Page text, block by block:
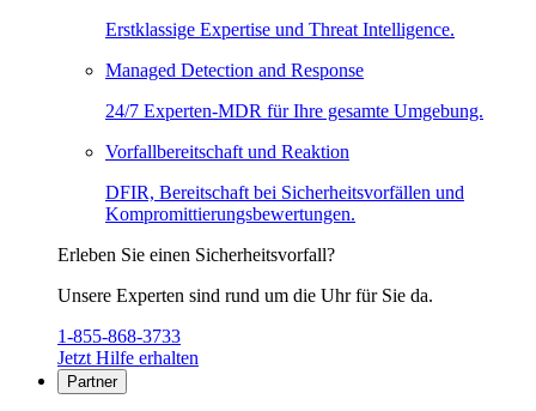
Erstklassige Expertise und Threat Intelligence.
Managed Detection and Response
24/7 Experten-MDR für Ihre gesamte Umgebung.
Vorfallbereitschaft und Reaktion
DFIR, Bereitschaft bei Sicherheitsvorfällen und
Kompromittierungsbewertungen.
Erleben Sie einen Sicherheitsvorfall?
Unsere Experten sind rund um die Uhr für Sie da.
1-855-868-3733
Jetzt Hilfe erhalten
Partner